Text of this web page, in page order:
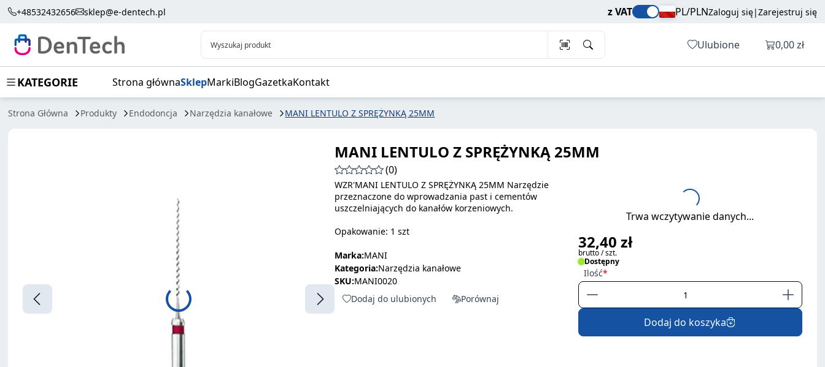
+48532432656 sklep@e-dentech.pl z VAT PL/PLNZaloguj się|Zarejestruj się
Wyszukaj produkt Ulubione Otwórz
0,00 zł
KATEGORIE Strona głównaSklepMarkiBlogGazetkaKontakt
Strona Główna Produkty Endodoncja Narzędzia kanałowe MANI LENTULO Z SPRĘŻYNKĄ 25MM
MANI LENTULO Z SPRĘŻYNKĄ 25MM brutto / szt. Dodaj do koszyka
MANI LENTULO Z SPRĘŻYNKĄ 25MM
(0)
WZR'MANI LENTULO Z SPRĘŻYNKĄ 25MM Narzędzie
przeznaczone do wprowadzania past i cementów
uszczelniających do kanałów korzeniowych.
Opakowanie: 1 szt
Marka:MANI
Kategoria:Narzędzia kanałowe
SKU:MANI0020
Dodaj do ulubionych
Porównaj
Trwa wczytywanie danych...
32,40 zł
brutto / szt.
Dostępny
Ilość
Dodaj do koszyka